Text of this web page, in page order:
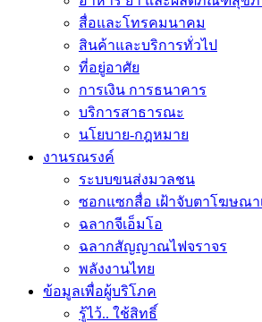
สื่อและโทรคมนาคม
สินค้าและบริการทั่วไป
ที่อยู่อาศัย
การเงิน การธนาคาร
บริการสาธารณะ
นโยบาย-กฎหมาย
งานรณรงค์
ระบบขนส่งมวลชน
ซอกแซกสื่อ เฝ้าจับตาโฆษณา
ฉลากจีเอ็มโอ
ฉลากสัญญาณไฟจราจร
พลังงานไทย
ข้อมูลเพื่อผู้บริโภค
รู้ไว้.. ใช้สิทธิ์